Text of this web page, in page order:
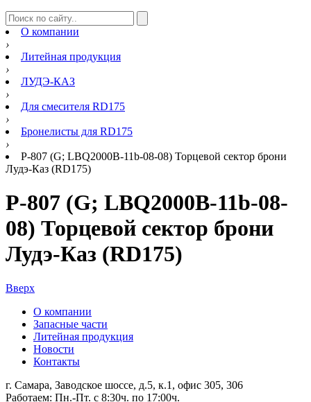
О компании
›
Литейная продукция
›
ЛУДЭ-КАЗ
›
Для смесителя RD175
›
Бронелисты для RD175
›
Р-807 (G; LBQ2000B-11b-08-08) Торцевой сектор брони
Лудэ-Каз (RD175)
Р-807 (G; LBQ2000B-11b-08-
08) Торцевой сектор брони
Лудэ-Каз (RD175)
Вверх
О компании
Запасные части
Литейная продукция
Новости
Контакты
г. Самара, Заводское шоссе, д.5, к.1, офис 305, 306
Работаем: Пн.-Пт. с 8:30ч. по 17:00ч.